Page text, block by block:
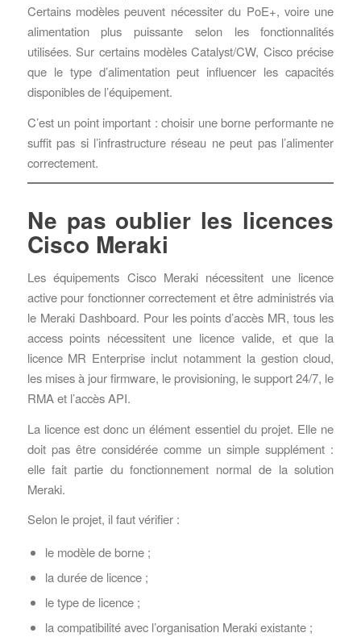
Certains modèles peuvent nécessiter du PoE+, voire une
alimentation plus puissante selon les fonctionnalités
utilisées. Sur certains modèles Catalyst/CW, Cisco précise
que le type d’alimentation peut influencer les capacités
disponibles de l’équipement.
C’est un point important : choisir une borne performante ne
suffit pas si l’infrastructure réseau ne peut pas l’alimenter
correctement.
Ne pas oublier les licences
Cisco Meraki
Les équipements Cisco Meraki nécessitent une licence
active pour fonctionner correctement et être administrés via
le Meraki Dashboard. Pour les points d’accès MR, tous les
access points nécessitent une licence valide, et que la
licence MR Enterprise inclut notamment la gestion cloud,
les mises à jour firmware, le provisioning, le support 24/7, le
RMA et l’accès API.
La licence est donc un élément essentiel du projet. Elle ne
doit pas être considérée comme un simple supplément :
elle fait partie du fonctionnement normal de la solution
Meraki.
Selon le projet, il faut vérifier :
le modèle de borne ;
la durée de licence ;
le type de licence ;
la compatibilité avec l’organisation Meraki existante ;